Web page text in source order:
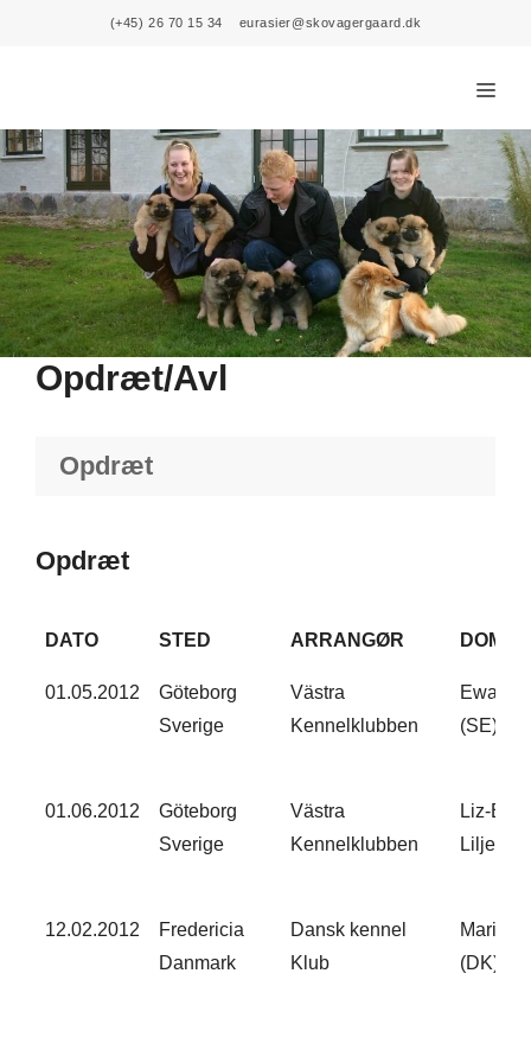
(+45) 26 70 15 34 eurasier@skovagergaard.dk
Opdræt/Avl
Opdræt
Opdræt
DATO​ STED​ ARRANGØR​
01.05.2012
Göteborg
Sverige
Västra
Kennelklubben
Ewa
(SE)
01.06.2012
Göteborg
Sverige
Västra
Kennelklubben
Liz-Beth
12.02.2012
Fredericia
Danmark
Dansk kennel
Klub
Marie
(DK)